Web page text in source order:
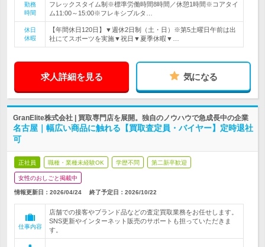
勤務
時間
フレックスタイム制※標準労働時間8時間／休憩1時間※コアタイ
ム11:00～15:00※フレキシブルタ…
休日
休暇
【年間休日120日】▼週休2日制（土・日）※第5土曜日午前は出
社にてスポーツを実施▼祝日▼夏季休暇▼…
求人詳細を見る 気になる
GranElite株式会社 | 買取専門店を展開。独自のノウハウで急成長中の企業
名古屋｜幅広い商品に触れる【買取査定員・バイヤー】定時退社
可
正社員 職種・業種未経験OK 学歴不問 第二新卒歓迎
女性のおしごと掲載中
情報更新日：2026/04/24 終了予定日： 2026/10/22
仕事内容
店舗での接客やブランド品などの査定買取業務をお任せします。
SNS更新やインターネット販売のサポートも担っていただきま
す。